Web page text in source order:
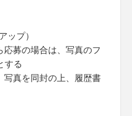
ップ）
募の場合は、写真のフ
する
真を同封の上、履歴書